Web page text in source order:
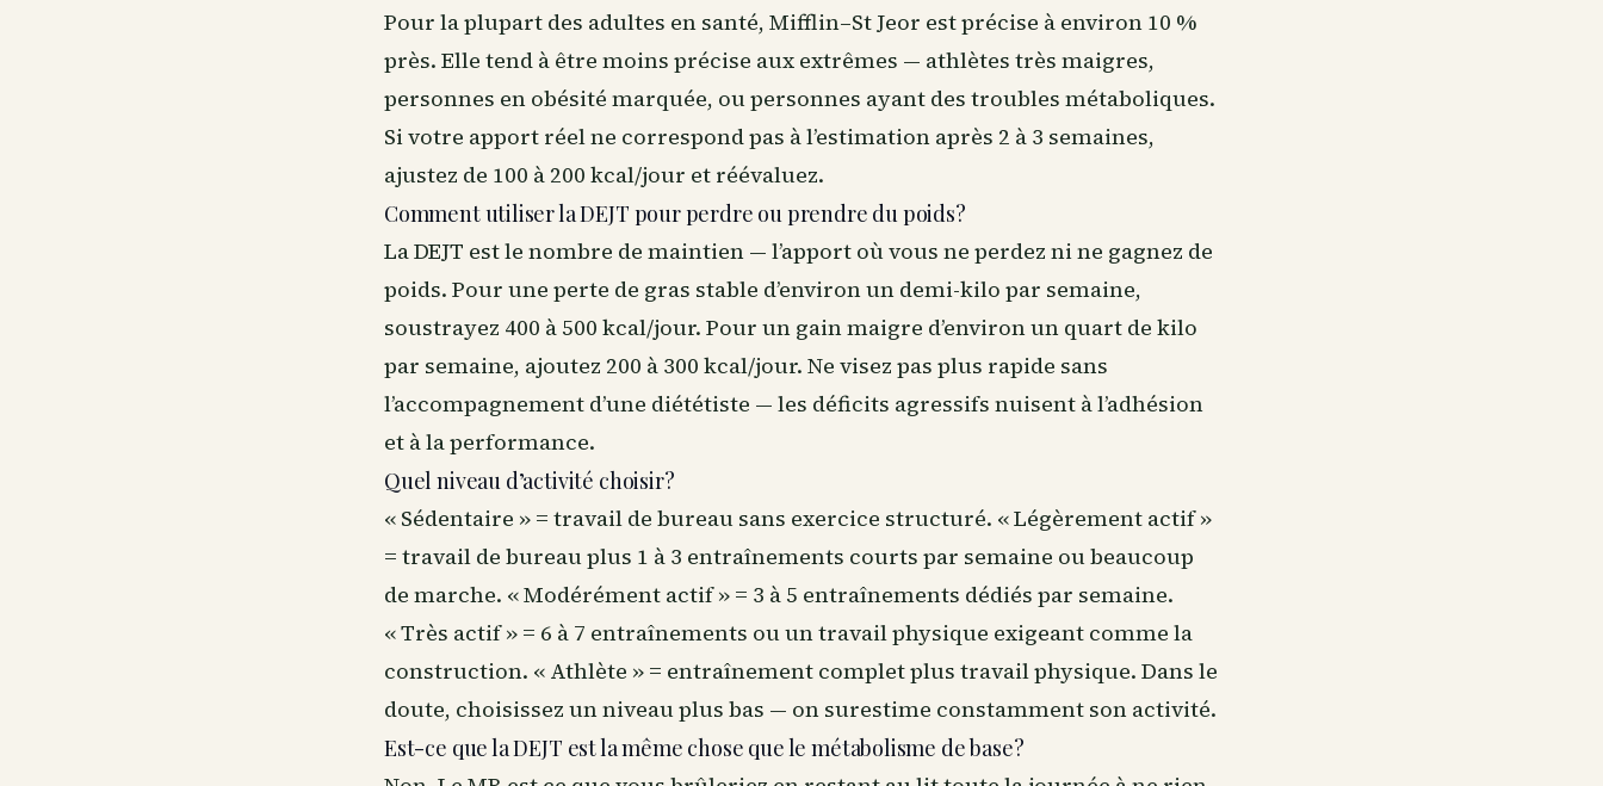
Pour la plupart des adultes en santé, Mifflin–St Jeor est précise à environ 10 %
près. Elle tend à être moins précise aux extrêmes — athlètes très maigres,
personnes en obésité marquée, ou personnes ayant des troubles métaboliques.
Si votre apport réel ne correspond pas à l’estimation après 2 à 3 semaines,
ajustez de 100 à 200 kcal/jour et réévaluez.
Comment utiliser la DEJT pour perdre ou prendre du poids?
La DEJT est le nombre de maintien — l’apport où vous ne perdez ni ne gagnez de
poids. Pour une perte de gras stable d’environ un demi-kilo par semaine,
soustrayez 400 à 500 kcal/jour. Pour un gain maigre d’environ un quart de kilo
par semaine, ajoutez 200 à 300 kcal/jour. Ne visez pas plus rapide sans
l’accompagnement d’une diététiste — les déficits agressifs nuisent à l’adhésion
et à la performance.
Quel niveau d’activité choisir?
« Sédentaire » = travail de bureau sans exercice structuré. « Légèrement actif »
= travail de bureau plus 1 à 3 entraînements courts par semaine ou beaucoup
de marche. « Modérément actif » = 3 à 5 entraînements dédiés par semaine.
« Très actif » = 6 à 7 entraînements ou un travail physique exigeant comme la
construction. « Athlète » = entraînement complet plus travail physique. Dans le
doute, choisissez un niveau plus bas — on surestime constamment son activité.
Est-ce que la DEJT est la même chose que le métabolisme de base?